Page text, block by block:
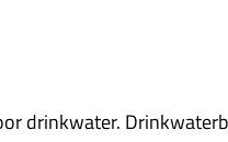
drinkwater.